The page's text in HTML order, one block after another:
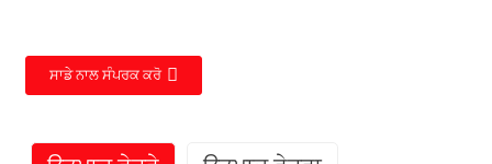
ਸਾਡੇ ਨਾਲ ਸੰਪਰਕ ਕਰੋ